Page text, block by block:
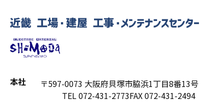
本社
〒597-0073 大阪府貝塚市脇浜1丁目8番13号
TEL 072-431-2773FAX 072-431-2494